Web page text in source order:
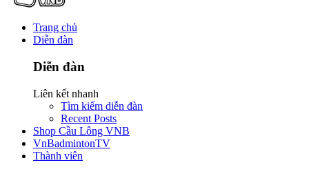
Trang chủ
Diễn đàn
Diễn đàn
Liên kết nhanh
Tìm kiếm diễn đàn
Recent Posts
Shop Cầu Lông VNB
VnBadmintonTV
Thành viên